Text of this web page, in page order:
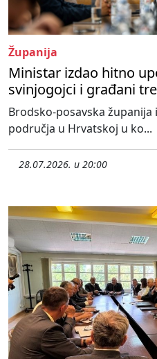
Županija
Ministar izdao hitno
svinjogojci i građani
Brodsko-posavska
područja u Hrvatskoj u ko...
28.07.2026. u 20:00